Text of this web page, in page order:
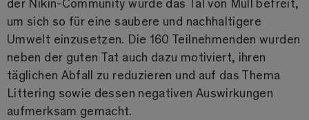
um sich so für eine saubere und nachhaltigere
Umwelt einzusetzen. Die 160 Teilnehmenden wurden
neben der guten Tat auch dazu motiviert, ihren
täglichen Abfall zu reduzieren und auf das Thema
Littering sowie dessen negativen Auswirkungen
aufmerksam gemacht.